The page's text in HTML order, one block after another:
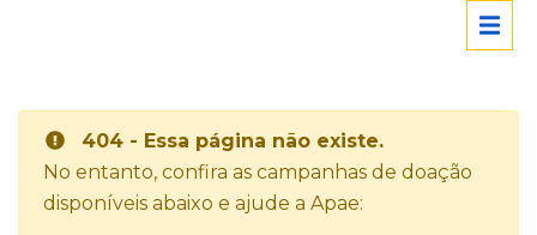
404 - Essa página não existe.
No entanto, confira as campanhas de doação
disponíveis abaixo e ajude a Apae: